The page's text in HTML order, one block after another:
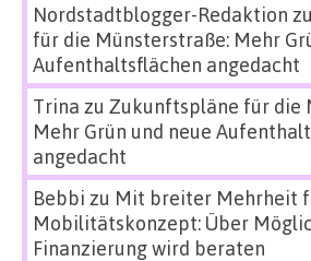
Nordstadtblogger-Redaktion zu
für die Münsterstraße: Mehr
Aufenthaltsflächen angedacht
Trina zu Zukunftspläne für die
Mehr Grün und neue
angedacht
Bebbi zu Mit breiter Mehrheit
Mobilitätskonzept: Über
Finanzierung wird beraten